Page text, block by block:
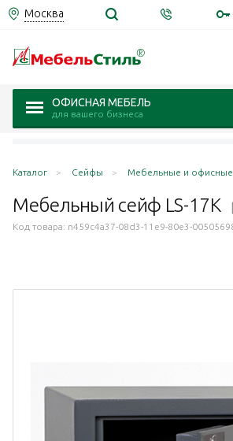
Москва
ОФИСНАЯ МЕБЕЛЬ
для вашего бизнеса
Каталог Сейфы Мебельные и
Мебельный сейф LS-17К
Код товара: n459c4a37-08d3-11e9-80e3-